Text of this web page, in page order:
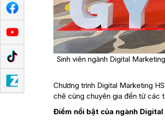
Sinh viên ngành Digital
Chương trình Digital Marketing
chẽ cùng chuyên gia đến từ các
Điểm nổi bật của ngành